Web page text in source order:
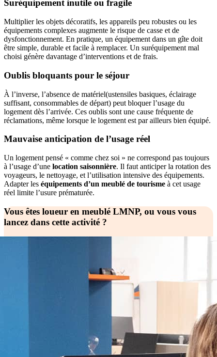
Suréquipement inutile ou fragile
Multiplier les objets décoratifs, les appareils peu robustes ou les
équipements complexes augmente le risque de casse et de
dysfonctionnement. En pratique, un équipement dans un gîte doit
être simple, durable et facile à remplacer. Un suréquipement mal
choisi génère davantage d’interventions et de frais.
Oublis bloquants pour le séjour
À l’inverse, l’absence de matériel(ustensiles basiques, éclairage
suffisant, consommables de départ) peut bloquer l’usage du
logement dès l’arrivée. Ces oublis sont une cause fréquente de
réclamations, même lorsque le logement est par ailleurs bien équipé.
Mauvaise anticipation de l’usage réel
Un logement pensé « comme chez soi » ne correspond pas toujours
à l’usage d’une location saisonnière. Il faut anticiper la rotation des
voyageurs, le nettoyage, et l’utilisation intensive des équipements.
Adapter les équipements d’un meublé de tourisme à cet usage
réel limite l’usure prématurée.
Vous êtes loueur en meublé LMNP, ou vous vous
lancez dans cette activité ?